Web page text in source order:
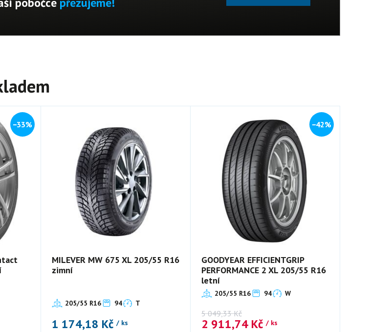
−33%
MILEVER MW 675 XL 205/55 R16
zimní
205/55 R16 94 T
1 174,18 Kč / ks
−42%
GOODYEAR EFFICIENTGRIP
PERFORMANCE 2 XL 205/55 R16
letní
205/55 R16 94 W
5 049,33 Kč
2 911,74 Kč / ks